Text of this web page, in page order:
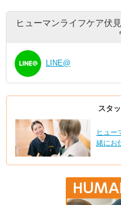
ヒューマンライフケア伏
LINE@
スタ
ヒュー
緒にお